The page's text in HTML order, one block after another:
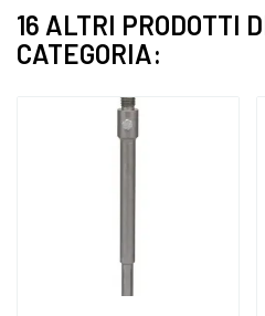
16 ALTRI PRODOTTI
CATEGORIA: